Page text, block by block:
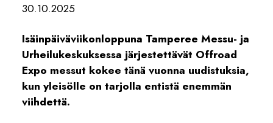
30.10.2025
Isäinpäiväviikonloppuna Tamperee Messu- ja
Urheilukeskuksessa järjestettävät Offroad
Expo messut kokee tänä vuonna uudistuksia,
kun yleisölle on tarjolla entistä enemmän
viihdettä.